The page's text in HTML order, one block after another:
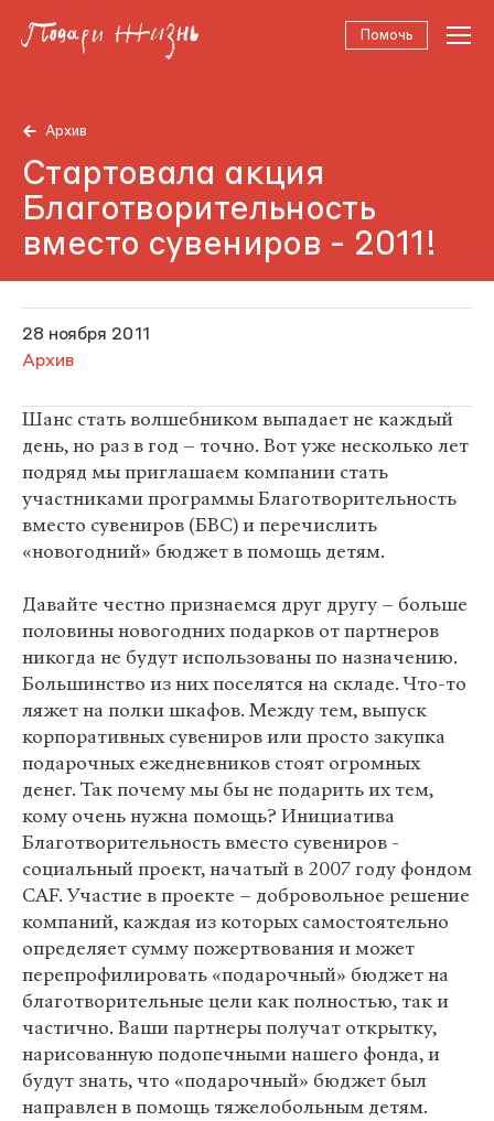
Помочь
Архив
Стартовала акция
Благотворительность
вместо сувениров - 2011!
28 ноября 2011
Архив
Шанс стать волшебником выпадает не каждый
день, но раз в год – точно. Вот уже несколько лет
подряд мы приглашаем компании стать
участниками программы Благотворительность
вместо сувениров (БВС) и перечислить
«новогодний» бюджет в помощь детям.
Давайте честно признаемся друг другу – больше
половины новогодних подарков от партнеров
никогда не будут использованы по назначению.
Большинство из них поселятся на складе. Что-то
ляжет на полки шкафов. Между тем, выпуск
корпоративных сувениров или просто закупка
подарочных ежедневников стоят огромных
денег. Так почему мы бы не подарить их тем,
кому очень нужна помощь? Инициатива
Благотворительность вместо сувениров -
социальный проект, начатый в 2007 году фондом
CAF. Участие в проекте – добровольное решение
компаний, каждая из которых самостоятельно
определяет сумму пожертвования и может
перепрофилировать «подарочный» бюджет на
благотворительные цели как полностью, так и
частично. Ваши партнеры получат открытку,
нарисованную подопечными нашего фонда, и
будут знать, что «подарочный» бюджет был
направлен в помощь тяжелобольным детям.